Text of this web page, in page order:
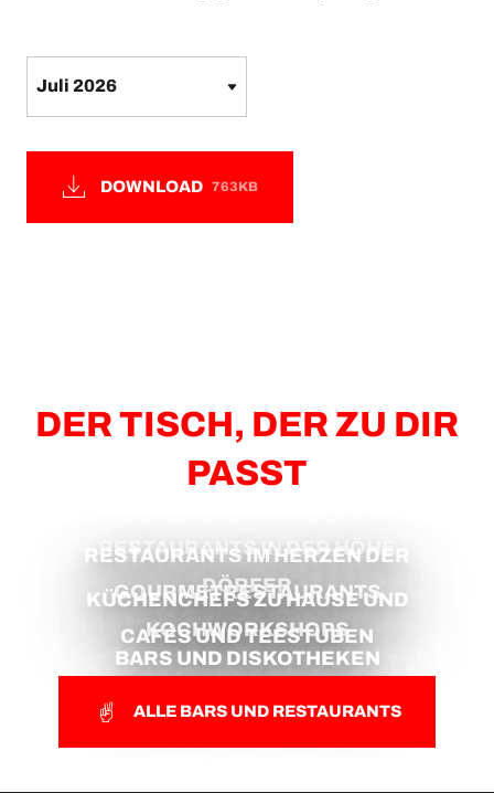
DOWNLOAD 763KB
DER TISCH, DER ZU DIR
PASST
RESTAURANTS IN DER HÖHE
RESTAURANTS IM HERZEN DER
DÖRFER
GOURMETRESTAURANTS
KÜCHENCHEFS ZU HAUSE UND
KOCHWORKSHOPS
CAFÉS UND TEESTUBEN
BARS UND DISKOTHEKEN
ALLE BARS UND RESTAURANTS